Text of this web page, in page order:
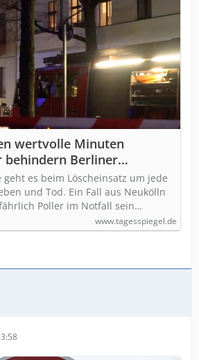
wertvolle Minuten
behindern Berliner
beim Löscheinsatz
es beim Löscheinsatz um jede
und Tod. Ein Fall aus Neukölln
Poller im Notfall sein…
www.tagesspiegel.de